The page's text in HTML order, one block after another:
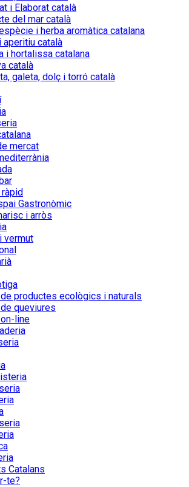
i Elaborat català
del mar català
i herba aromàtica catalana
aperitiu català
i hortalissa catalana
català
galeta, dolç i torró català
mercat
ràpid
Gastronòmic
i arròs
vermut
productes ecològics i naturals
queviures
line
Catalans
te?